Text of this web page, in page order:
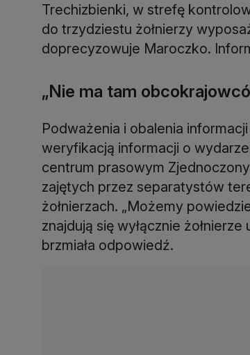
Trechizbienki, w strefę
do trzydziestu żołnierzy
doprecyzowuje Maroczko.
„Nie ma tam
Podważenia i obalenia
weryfikacją informacji o
centrum prasowym
zajętych przez separatystów
żołnierzach. „Możemy
znajdują się wyłącznie
brzmiała odpowiedź.